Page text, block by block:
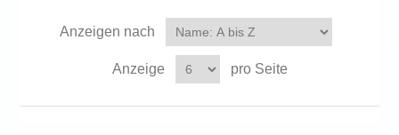
Anzeigen nach
Anzeige pro Seite